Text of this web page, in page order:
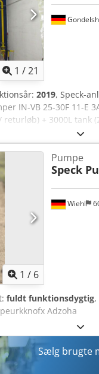
1 /21
2019, Speck-
IN-VB 25-30F 11-E
+ 3000L tank
/ ventiler /
Pumper blev
85.000 euro Varen
med
1 / 6
Wiehl
Pumpe
Speck
fuldt funktionsdygtig
Adzoha
Sælg brugte